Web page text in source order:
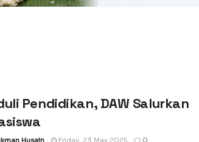
Pendidikan, DAW Salurkan
Husain Friday, 23 May 2025 0